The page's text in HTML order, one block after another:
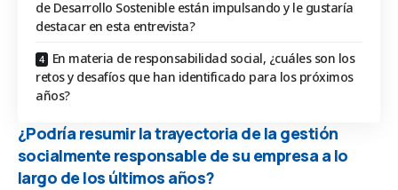
de Desarrollo Sostenible están impulsando y le gustaría
destacar en esta entrevista?
En materia de responsabilidad social, ¿cuáles son los
retos y desafíos que han identificado para los próximos
años?
¿Podría resumir la trayectoria de la gestión
socialmente responsable de su empresa a lo
largo de los últimos años?